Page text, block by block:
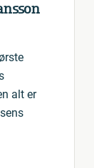
alt er